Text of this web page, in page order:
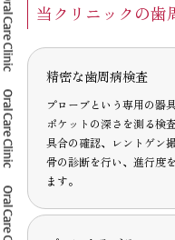
当クリニックの歯
精密な歯周病検査
プローブという専用の器
ポケットの深さを測る検
具合の確認、レントゲン
骨の診断を行い、進行度
ます。